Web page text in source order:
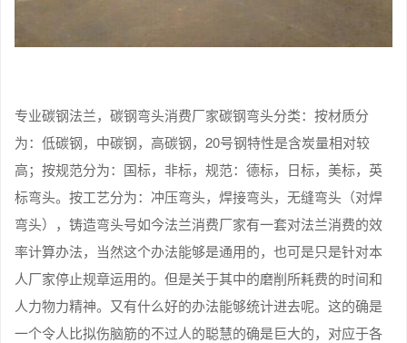
专业碳钢法兰，碳钢弯头消费厂家碳钢弯头分类：按材质分
为：低碳钢，中碳钢，高碳钢，20号钢特性是含炭量相对较
高；按规范分为：国标，非标，规范：德标，日标，美标，英
标弯头。按工艺分为：冲压弯头，焊接弯头，无缝弯头（对焊
弯头），铸造弯头号如今法兰消费厂家有一套对法兰消费的效
率计算办法，当然这个办法能够是通用的，也可是只是针对本
人厂家停止规章运用的。但是关于其中的磨削所耗费的时间和
人力物力精神。又有什么好的办法能够统计进去呢。这的确是
一个令人比拟伤脑筋的不过人的聪慧的确是巨大的，对应于各